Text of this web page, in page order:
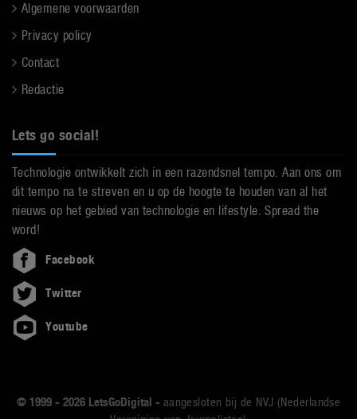
Algemene voorwaarden
Privacy policy
Contact
Redactie
Lets go social!
Technologie ontwikkelt zich in een razendsnel tempo. Aan ons om
dit tempo na te streven en u op de hoogte te houden van al het
nieuws op het gebied van technologie en lifestyle. Spread the
word!
Facebook
Twitter
Youtube
© 1999 - 2026 LetsGoDigital - aangesloten bij de NVJ (Nederlandse